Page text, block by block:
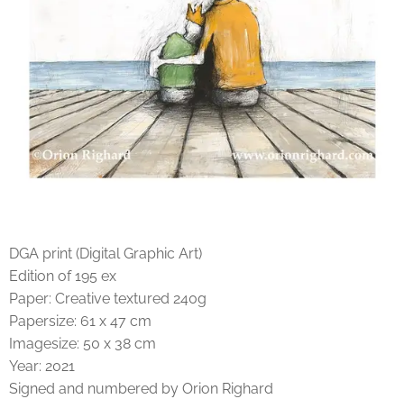
DGA print (Digital Graphic Art)
Edition of 195 ex
Paper: Creative textured 240g
Papersize: 61 x 47 cm
Imagesize: 50 x 38 cm
Year: 2021
Signed and numbered by Orion Righard